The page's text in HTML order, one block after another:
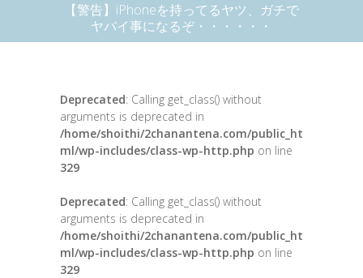
【警告】iPhoneを持ってるヤツ、ガチで
ヤバイ事になるぞ・・・・・・
Deprecated: Calling get_class() without
arguments is deprecated in
/home/shoithi/2chanantena.com/public_ht
ml/wp-includes/class-wp-http.php on line
329
Deprecated: Calling get_class() without
arguments is deprecated in
/home/shoithi/2chanantena.com/public_ht
ml/wp-includes/class-wp-http.php on line
329